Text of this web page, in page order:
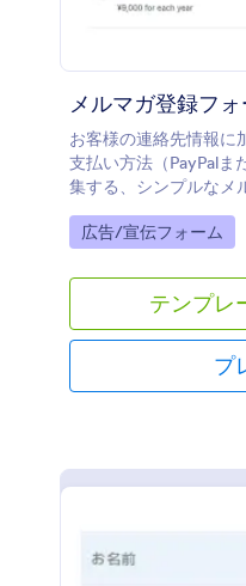
メルマガ登録フ
お客様の連絡先情報に
支払い方法（PayPalま
集する、シンプルなメ
Go to Category:
広告/宣伝フォーム
テンプレ
プ